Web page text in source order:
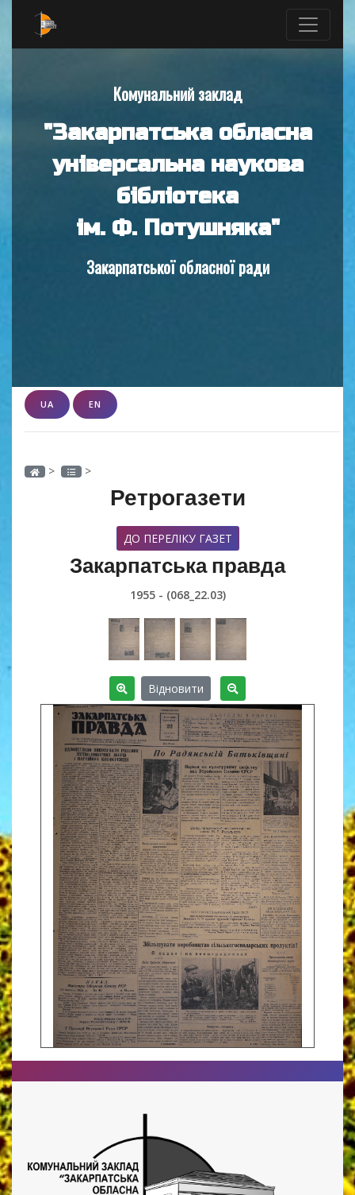
Комунальний заклад
"Закарпатська обласна
універсальна наукова
бібліотека
ім. Ф. Потушняка"
Закарпатської обласної ради
UA EN
> >
Ретрогазети
ДО ПЕРЕЛІКУ ГАЗЕТ
Закарпатська правда
1955 - (068_22.03)
Відновити